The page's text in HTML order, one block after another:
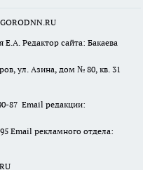
Редактор сайта: Бакаева
ул. Азина, дом № 80, кв. 31
87 Email редакции:
Email рекламного отдела: